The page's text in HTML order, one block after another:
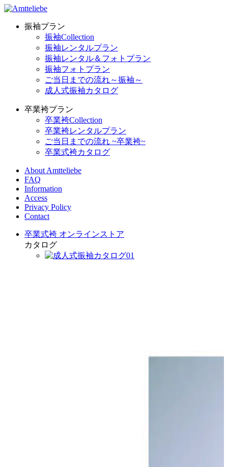
振袖プラン
振袖Collection
振袖レンタルプラン
振袖レンタル＆フォトプラン
振袖フォトプラン
ご当日までの流れ～振袖～
成人式振袖カタログ
卒業袴プラン
卒業袴Collection
卒業袴レンタルプラン
ご当日までの流れ ~卒業袴~
卒業式袴カタログ
About Amtteliebe
FAQ
Information
Access
Privacy Policy
Contact
卒業式袴 オンラインストア
カタログ